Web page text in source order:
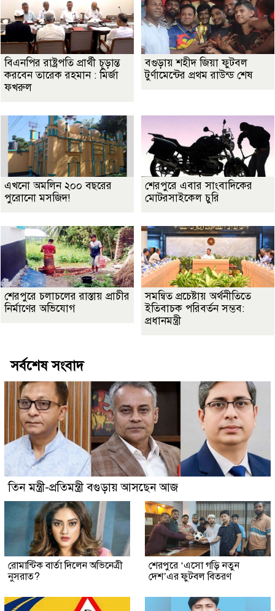
বিএনপির রাষ্ট্রপতি প্রার্থী চূড়ান্ত
করবেন তারেক রহমান : মির্জা
ফখরুল
বগুড়ায় শহীদ জিয়া ফুটবল
টুর্ণামেন্টের প্রথম রাউন্ড শেষ
এখনো অমলিন ২০০ বছরের
পুরোনো মসজিদ!
শেরপুরে এবার সাংবাদিকের
মোটরসাইকেল চুরি
শেরপুরে চলাচলের রাস্তায় প্রাচীর
নির্মাণের অভিযোগ
সমন্বিত প্রচেষ্টায় অর্থনীতিতে
ইতিবাচক পরিবর্তন সম্ভব:
প্রধানমন্ত্রী
সর্বশেষ সংবাদ
তিন মন্ত্রী-প্রতিমন্ত্রী বগুড়ায় আসছেন আজ
রোমান্টিক বার্তা দিলেন অভিনেত্রী
নুসরাত?
শেরপুরে ‘এসো গড়ি নতুন
দেশ’এর ফুটবল বিতরণ